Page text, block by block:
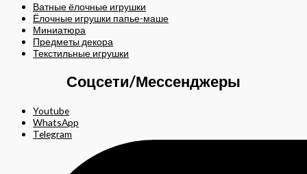
Ватные ёлочные игрушки
Ёлочные игрушки папье-маше
Миниатюра
Предметы декора
Текстильные игрушки
Соцсети/Мессенджеры
Youtube
WhatsApp
Telegram